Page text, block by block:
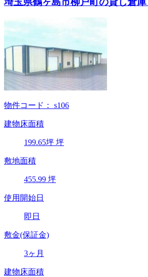
物件コード： s106
建物床面積
199.65坪 坪
敷地面積
455.99 坪
使用開始日
即日
敷金(保証金)
3ヶ月
建物床面積